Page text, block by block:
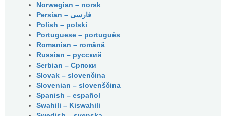
Norwegian – norsk
Polish – polski
Portuguese – português
Romanian – română
Russian – русский
Serbian – Српски
Slovak – slovenčina
Slovenian – slovenščina
Spanish – español
Swahili – Kiswahili